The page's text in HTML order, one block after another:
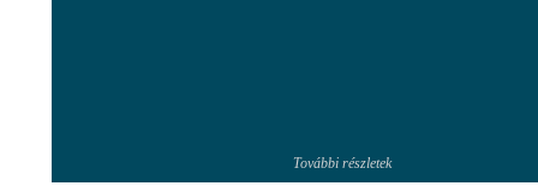
További részletek